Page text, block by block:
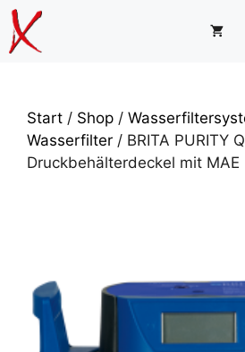
Zum
Inhalt
springen
Start / Shop /
Wasserfilter / BRITA PURITY
Druckbehälterdeckel mit MAE